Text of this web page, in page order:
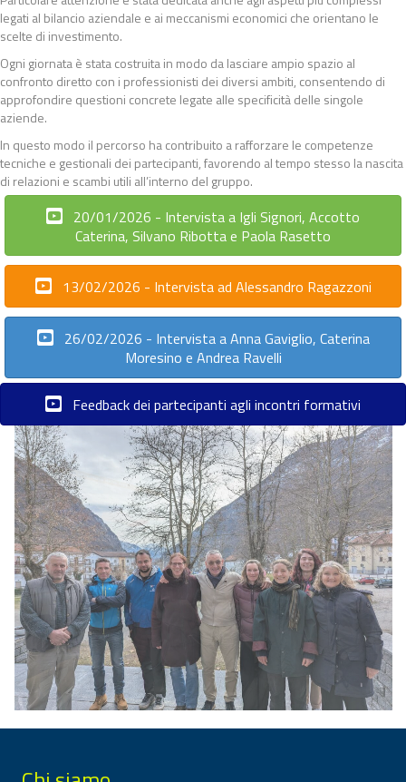
legati al bilancio aziendale e ai meccanismi economici che orientano le
scelte di investimento.
Ogni giornata è stata costruita in modo da lasciare ampio spazio al
confronto diretto con i professionisti dei diversi ambiti, consentendo di
approfondire questioni concrete legate alle specificità delle singole
aziende.
In questo modo il percorso ha contribuito a rafforzare le competenze
tecniche e gestionali dei partecipanti, favorendo al tempo stesso la nascita
di relazioni e scambi utili all’interno del gruppo.
20/01/2026 - Intervista a Igli Signori, Accotto
Caterina, Silvano Ribotta e Paola Rasetto
13/02/2026 - Intervista ad Alessandro Ragazzoni
26/02/2026 - Intervista a Anna Gaviglio, Caterina
Moresino e Andrea Ravelli
Feedback dei partecipanti agli incontri formativi